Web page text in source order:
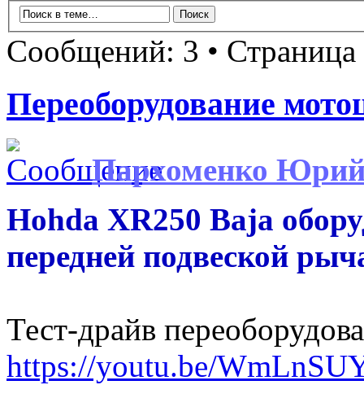
Сообщений: 3 • Страница
Переоборудование
Пархоменко
Hohda XR250 Baja
передней подвеской
Тест-драйв
https://youtu.be/